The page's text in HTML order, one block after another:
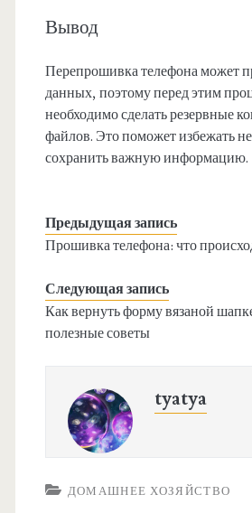
Вывод
Перепрошивка телефона может
данных, поэтому перед этим
необходимо сделать резервные
файлов. Это поможет избежать
сохранить важную информацию.
Предыдущая запись
Прошивка телефона: что
Следующая запись
Как вернуть форму вязаной
полезные советы
tyatya
ДОМАШНЕЕ ХОЗЯЙСТВО